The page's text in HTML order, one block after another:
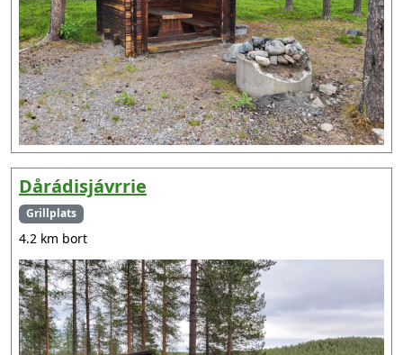
Dårádisjávrrie
Grillplats
4.2 km bort